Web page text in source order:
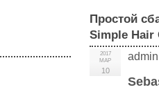
Простой
Simple Hair
2017
МАР
10
admin